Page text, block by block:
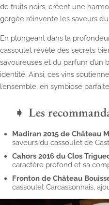
de fruits noirs, créent une
gorgée réinvente les saveurs
En plongeant dans la
cassoulet révèle des secrets
savoureuses et du parfum d’un
identité. Ainsi, ces vins
l’ensemble, en symbiose
Les
Madiran 2015 de Château
saveurs du cassoulet de
Cahors 2016 du Clos
caractère profond et sa
Fronton de Château
cassoulet Carcassonnais,